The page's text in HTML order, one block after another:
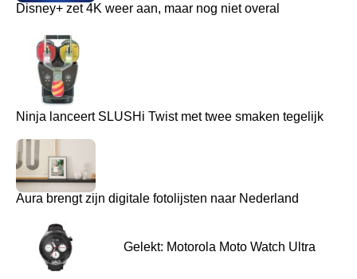
Disney+ zet 4K weer aan, maar nog niet overal
Ninja lanceert SLUSHi Twist met twee smaken tegelijk
Aura brengt zijn digitale fotolijsten naar Nederland
Gelekt: Motorola Moto Watch Ultra